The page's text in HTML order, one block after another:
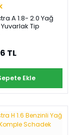
A 1.8- 2.0 Yağ
Tip
TL
Ekle